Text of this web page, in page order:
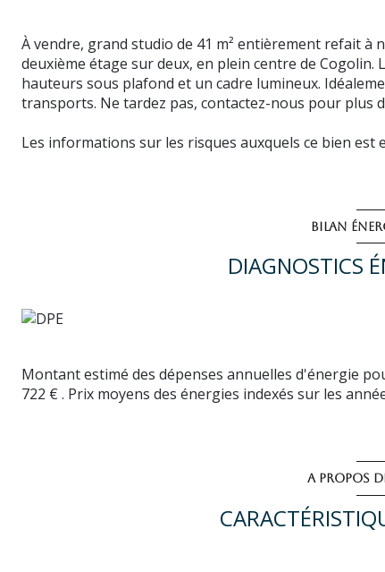
À vendre, grand studio de 41 m² entièrement refait
deuxième étage sur deux, en plein centre de
hauteurs sous plafond et un cadre lumineux.
transports. Ne tardez pas, contactez-nous pour plus
Les informations sur les risques auxquels ce bien est
BILAN
DIAGNOSTICS
Montant estimé des dépenses annuelles d'énergie
722 € . Prix moyens des énergies indexés sur les
A PROPOS